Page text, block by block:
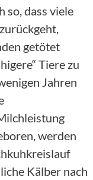
so, dass viele
getötet
Tiere zu
Jahren
werden
Kälber nach